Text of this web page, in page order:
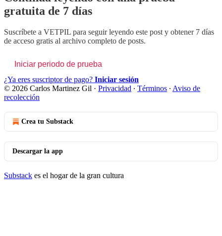
gratuita de 7 días
Suscríbete a VETPIL para seguir leyendo este post y obtener 7 días
de acceso gratis al archivo completo de posts.
Iniciar periodo de prueba
¿Ya eres suscriptor de pago? Iniciar sesión
© 2026 Carlos Martinez Gil · Privacidad ∙ Términos ∙ Aviso de
recolección
Crea tu Substack
Descargar la app
Substack es el hogar de la gran cultura